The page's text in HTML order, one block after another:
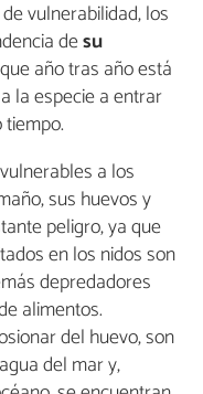
vulnerabilidad, los
desu
año tras año está
la especie a entrar
a los
sus huevos y
peligro, ya que
en los nidos son
depredadores
alimentos.
del huevo, son
del mar y,